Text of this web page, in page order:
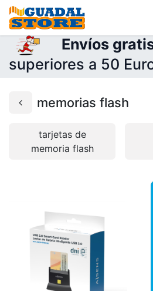
Envíos
superiores a 50
memorias flash
tarjetas de
memoria flash